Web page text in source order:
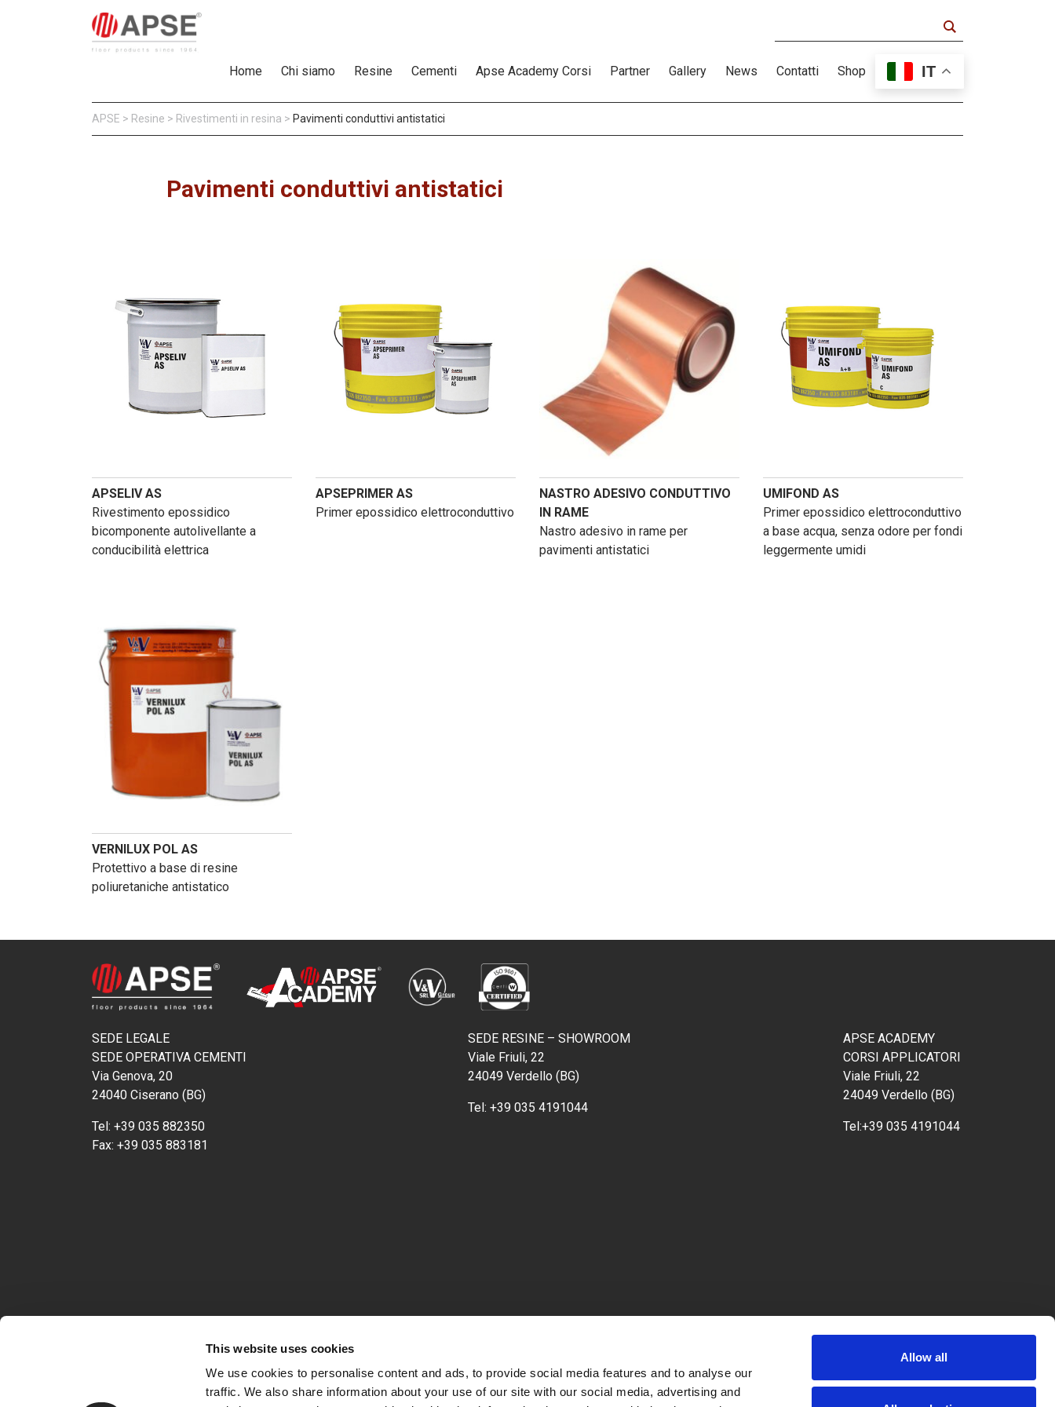
This website uses cookies
We use cookies to personalise content and ads, to provide social media features and to analyse our
traffic. We also share information about your use of our site with our social media, advertising and
Allow all
Home Chi siamo Resine Cementi Apse Academy Corsi Partner Gallery News Contatti Shop IT
APSE > Resine > Rivestimenti in resina > Pavimenti conduttivi antistatici
Pavimenti conduttivi antistatici
APSELIV AS
Rivestimento epossidico
bicomponente autolivellante a
conducibilità elettrica
APSEPRIMER AS
Primer epossidico elettroconduttivo
NASTRO ADESIVO CONDUTTIVO
IN RAME
Nastro adesivo in rame per
pavimenti antistatici
UMIFOND AS
Primer epossidico elettroconduttivo
a base acqua, senza odore per fondi
leggermente umidi
VERNILUX POL AS
Protettivo a base di resine
poliuretaniche antistatico
SEDE LEGALE
SEDE OPERATIVA CEMENTI
Via Genova, 20
24040 Ciserano (BG)
Tel: +39 035 882350
Fax: +39 035 883181
SEDE RESINE – SHOWROOM
Viale Friuli, 22
24049 Verdello (BG)
Tel: +39 035 4191044
APSE ACADEMY
CORSI APPLICATORI
Viale Friuli, 22
24049 Verdello (BG)
Tel:+39 035 4191044